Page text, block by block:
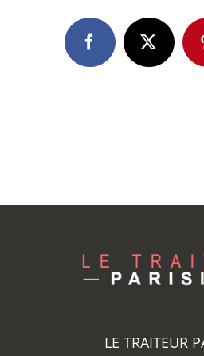
Facebook
X
LE TRAITEUR